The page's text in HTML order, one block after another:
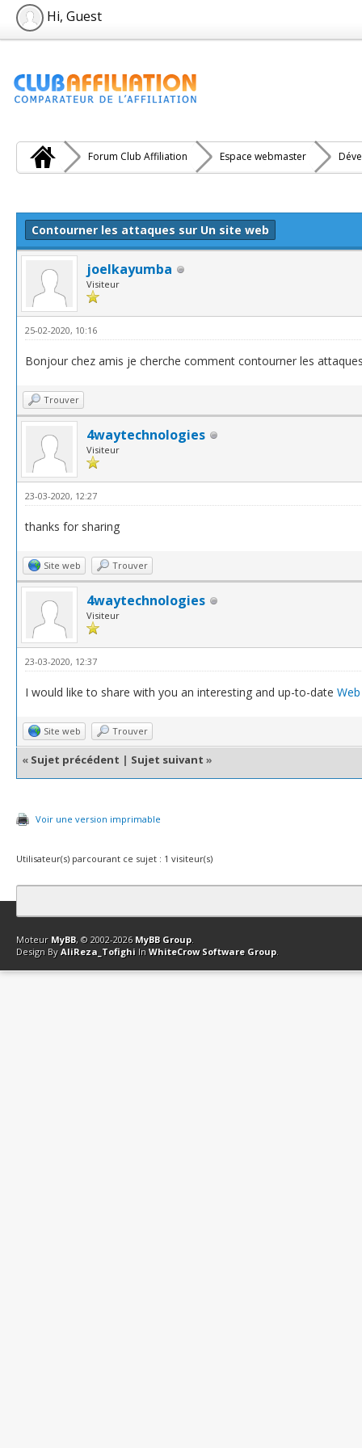
Hi, Guest
Forum Club Affiliation Espace webmaster
Contourner les attaques sur Un site web
joelkayumba
Visiteur
25-02-2020, 10:16
Bonjour chez amis je cherche comment contourner les
Trouver
4waytechnologies
Visiteur
23-03-2020, 12:27
thanks for sharing
Site web Trouver
4waytechnologies
Visiteur
23-03-2020, 12:37
I would like to share with you an interesting and up-to-date
Site web Trouver
« Sujet précédent | Sujet suivant »
Voir une version imprimable
Utilisateur(s) parcourant ce sujet : 1 visiteur(s)
Contact Club Affiliation Retourner en haut Version bas-débit
Moteur MyBB, © 2002-2026 MyBB Group.
Design By AliReza_Tofighi In WhiteCrow Software Group.